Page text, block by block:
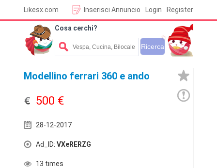
Likesx.com Login Register
Inserisci Annuncio
Cosa cerchi?
Modellino ferrari 360 e ando
500 €
28-12-2017
Ad_ID: VXeRERZG
13 times